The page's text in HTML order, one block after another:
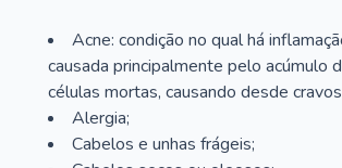
Acne: condição no qual há
causada principalmente pelo acúmulo
células mortas, causando desde
Alergia;
Cabelos e unhas frágeis;